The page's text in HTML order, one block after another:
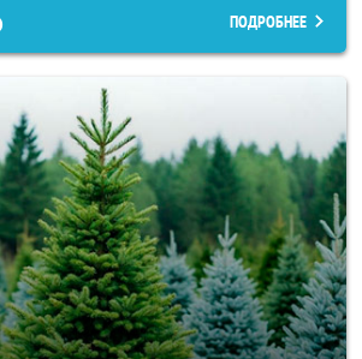
ПОДРОБНЕЕ